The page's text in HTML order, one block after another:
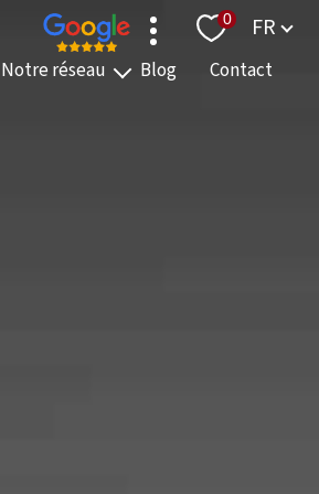
0 Langue
FR
Notre réseau Blog Contact